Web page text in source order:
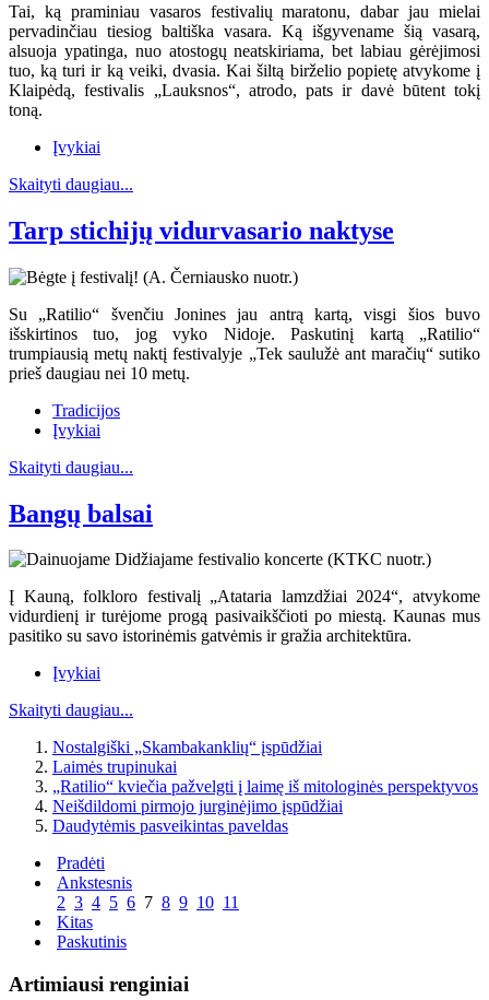
Tai, ką praminiau vasaros festivalių maratonu, dabar jau mielai
pervadinčiau tiesiog baltiška vasara. Ką išgyvename šią vasarą,
alsuoja ypatinga, nuo atostogų neatskiriama, bet labiau gėrėjimosi
tuo, ką turi ir ką veiki, dvasia. Kai šiltą birželio popietę atvykome į
Klaipėdą, festivalis „Lauksnos“, atrodo, pats ir davė būtent tokį
toną.
Įvykiai
Skaityti daugiau...
Tarp stichijų vidurvasario naktyse
Su „Ratilio“ švenčiu Jonines jau antrą kartą, visgi šios buvo
išskirtinos tuo, jog vyko Nidoje. Paskutinį kartą „Ratilio“
trumpiausią metų naktį festivalyje „Tek saulužė ant maračių“ sutiko
prieš daugiau nei 10 metų.
Tradicijos
Įvykiai
Skaityti daugiau...
Bangų balsai
Į Kauną, folkloro festivalį „Atataria lamzdžiai 2024“, atvykome
vidurdienį ir turėjome progą pasivaikščioti po miestą. Kaunas mus
pasitiko su savo istorinėmis gatvėmis ir gražia architektūra.
Įvykiai
Skaityti daugiau...
Nostalgiški „Skambakanklių“ įspūdžiai
Laimės trupinukai
„Ratilio“ kviečia pažvelgti į laimę iš mitologinės perspektyvos
Neišdildomi pirmojo jurginėjimo įspūdžiai
Daudytėmis pasveikintas paveldas
Pradėti
Ankstesnis
2 3 4 5 6 7 8 9 10 11
Kitas
Paskutinis
Artimiausi renginiai